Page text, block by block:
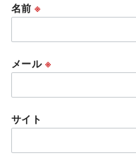
名前※
メール ※
サイト